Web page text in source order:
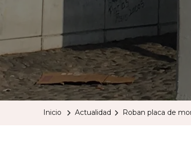
Inicio Actualidad Roban placa de